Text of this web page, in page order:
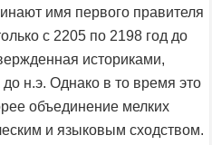
имя первого правителя
с 2205 по 2198 год до
историками,
н.э. Однако в то время это
объединение мелких
и языковым сходством.